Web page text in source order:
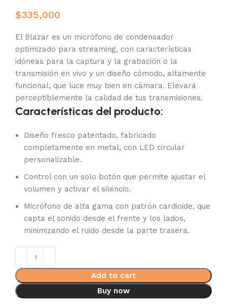
$335,000
El Blazar es un micrófono de condensador
optimizado para streaming, con características
idóneas para la captura y la grabación o la
transmisión en vivo y un diseño cómodo, altamente
funcional, que luce muy bien en cámara. Elevará
perceptiblemente la calidad de tus transmisiones.
Características del producto:
Diseño fresco patentado, fabricado
completamente en metal, con LED circular
personalizable.
Control con un solo botón que permite ajustar el
volumen y activar el silencio.
Micrófono de alta gama con patrón cardioide, que
capta el sonido desde el frente y los lados,
minimizando el ruido desde la parte trasera.
Add to cart
Buy now